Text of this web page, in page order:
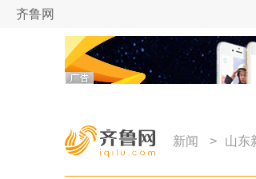
齐鲁网
新闻 > 山东